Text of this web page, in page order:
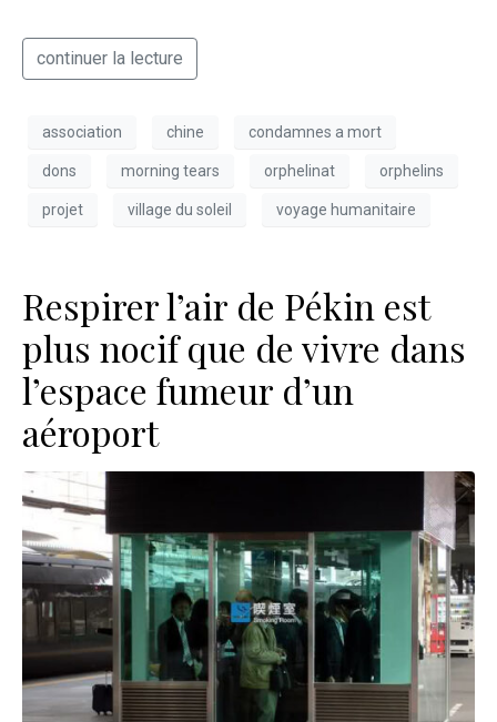
continuer la lecture
association chine condamnes a mort
dons morning tears orphelinat orphelins
projet village du soleil voyage humanitaire
Respirer l’air de Pékin est
plus nocif que de vivre dans
l’espace fumeur d’un
aéroport